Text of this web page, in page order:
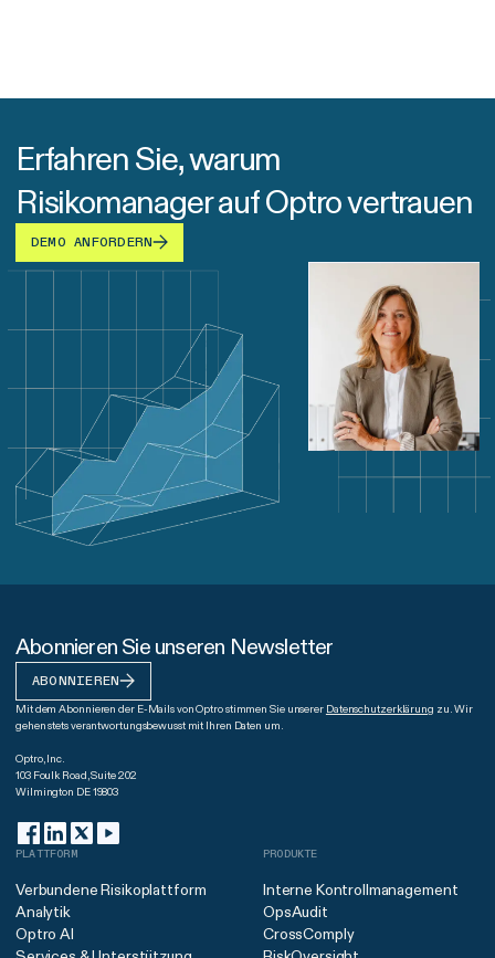
Erfahren Sie, warum
Risikomanager auf Optro vertrauen​​​​‌ ‍ ​‍​‍‌‍ ‌ ​‍‌‍‍‌‌‍‌ ‌‍‍‌‌‍ ‍​‍​‍​ ‍‍​‍​‍‌ ​ ‌‍​‌‌‍ ‍‌‍‍‌‌ ‌​‌ ‍‌​‍ ‍‌‍‍‌‌‍ ​‍​‍​‍ ​​‍​‍‌‍‍​‌ ​‍‌‍‌‌‌‍‌‍​‍​‍​ ‍‍​‍​‍​‍ ‌‍​ ‌‍ ‌‌ ​ ​‍ ‌‍‍‌‌‍ ‍‌ ‌​‌‍‌‌‌‍ ‍‌ ‌​​‍ ‌‍‌‌‌‍‌​‌‍‍‌‌ ‌​​‍ ‌‍ ‌‌‍ ‌‍‌​‌‍‌‌​ ‌‌ ​​‌ ​‍‌‍‌‌‌ ​ ‌‍‌‌‌‍ ‍‌ ‌​‌‍​‌‌ ‌​‌‍‍‌‌‍ ‌‍ ‍​ ‍ ‌‍‍‌‌‍‌​​ ‌‌‍‌​​ ‍​​ ‍‌​ ‍‌​ ‌​​ ​​​ ‌​‌‍​ ​‍ ‌​ ‌‌‌‍‌‍​ ​‍‌‍​‍​‍ ‌​ ‌​​ ​‍​ ‌​​ ​‍​‍ ‌‌‍​‍​ ‌‍​ ‌‌​ ​​​‍ ‌​ ​​​ ​​‌‍‌‍​ ‍‌​ ‌​​ ‌‍​ ‍​​ ‍​‌‍‌‍​ ​​‌‍​‌​ ‌ ​ ‍ ‌ ‌​‌ ‍‌‌ ​​‌‍‌‌​ ‌‌‍ ‌‌‍ ‌‍‌​‌ ‌‌‌‍ ​‌‍​‌‌ ​‍​‍ ‍‌ ​​‌‍​‌‌‍‌ ‌‍‌‌​ ‍ ‌ ​​‌‍​‌‌ ‌​‌‍‍​​ ‌‌ ​ ‌‍‌‌‌‍​ ‌ ‌​‌‍‍‌‌‍ ‌‍ ‍‌ ​ ​‍‌‌​ ‌‌‌​​‍‌‌ ‌‍‍ ‌‍‌‌‌ ‍‌​‍‌‌​ ​ ‌​‌​​‍‌‌​ ​ ‌​‌​​‍‌‌​ ​‍​ ​‍​ ‌​​ ​‌‌‍​‍‌‍‌‌‌‍‌‍​ ‌‌​ ​‍​ ​​​ ‌‌​ ​​​ ‌​‌‍​ ​‍‌‌​ ​‍​ ​‍​‍‌‌​ ‌‌‌​‌​​‍ ‍‌ ‌​‌‍‍‌‌ ‌​‌‍ ​‌‍‌‌​ ‌‍​‍‌‍​‌‌ ​ ‌‍‌‌‌‌‌‌‌ ​‍‌‍ ​​ ‌​‍‌‌​ ​‍‌​‌‍‌‍​ ‌‍ ‌‌ ​ ​‍‌‍‌‍‍‌‌‍‌​​ ‌‌‍‌​​ ‍​​ ‍‌​ ‍‌​ ‌​​ ​​​ ‌​‌‍​ ​‍ ‌​ ‌‌‌‍‌‍​ ​‍‌‍​‍​‍ ‌​ ‌​​ ​‍​ ‌​​ ​‍​‍ ‌‌‍​‍​ ‌‍​ ‌‌​ ​​​‍ ‌​ ​​​ ​​‌‍‌‍​ ‍‌​ ‌​​ ‌‍​ ‍​​ ‍​‌‍‌‍​ ​​‌‍​‌​ ‌ ​‍‌‍‌ ‌​‌ ‍‌‌ ​​‌‍‌‌​ ‌‌‍ ‌‌‍ ‌‍‌​‌ ‌‌‌‍ ​‌‍​‌‌ ​‍​‍ ‍‌ ​​‌‍​‌‌‍‌ ‌‍‌‌​‍‌‍‌ ​​‌‍​‌‌ ‌​‌‍‍​​ ‌‌ ​ ‌‍‌‌‌‍​ ‌ ‌​‌‍‍‌‌‍ ‌‍ ‍‌ ​ ​‍‌‌​ ‌‌‌​​‍‌‌ ‌‍‍ ‌‍‌‌‌ ‍‌​‍‌‌​ ​ ‌​‌​​‍‌‌​ ​ ‌​‌​​‍‌‌​ ​‍​ ​‍​ ‌​​ ​‌‌‍​‍‌‍‌‌‌‍‌‍​ ‌‌​ ​‍​ ​​​ ‌‌​ ​​​ ‌​‌‍​ ​‍‌‌​ ​‍​ ​‍​‍‌‌​ ‌‌‌​‌​​‍ ‍‌ ‌​‌‍‍‌‌ ‌​‌‍ ​‌‍‌‌​‍​‍‌ ‌
DEMO ANFORDERN
Abonnieren Sie unseren Newsletter
ABONNIEREN
Mit dem Abonnieren der E-Mails von Optro stimmen Sie unserer Datenschutzerklärung zu. Wir
gehen stets verantwortungsbewusst mit Ihren Daten um.
Optro, Inc.
103 Foulk Road, Suite 202
Wilmington DE 19803
PLATTFORM
Verbundene Risikoplattform
Analytik
Optro AI
PRODUKTE
Interne Kontrollmanagement
OpsAudit
CrossComply